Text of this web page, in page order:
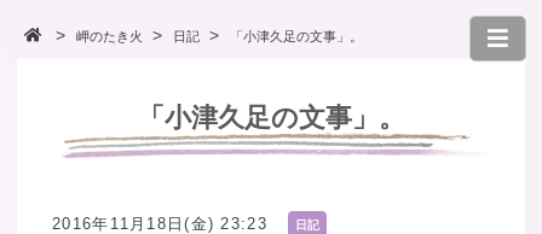
岬のたき火 日記 「小津久足の文事」。
「小津久足の文事」。
2016年11月18日(金) 23:23 日記